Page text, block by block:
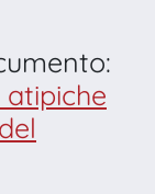
atipiche